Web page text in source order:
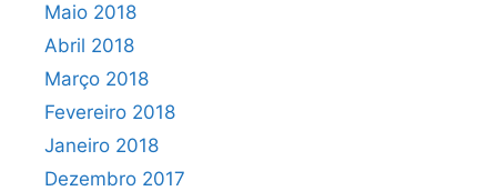
Maio 2018
Abril 2018
Março 2018
Fevereiro 2018
Janeiro 2018
Dezembro 2017